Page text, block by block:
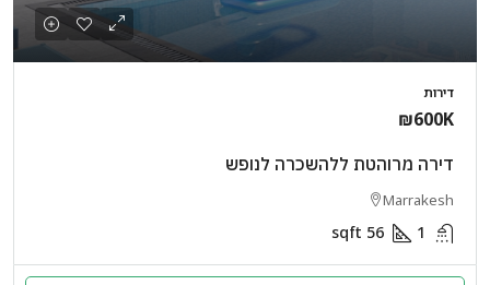
דירות
₪600K
דירה מרוהטת ללהשכרה לנופש
Marrakesh
1
56
sqft